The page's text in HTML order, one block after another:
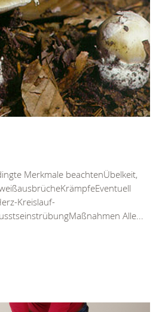
Merkmale beachtenÜbelkeit,
Kreislauf-
Alle...